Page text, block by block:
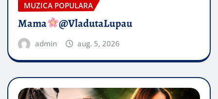
MUZICA POPULARA
Mama @VladutaLupau
admin aug. 5, 2026